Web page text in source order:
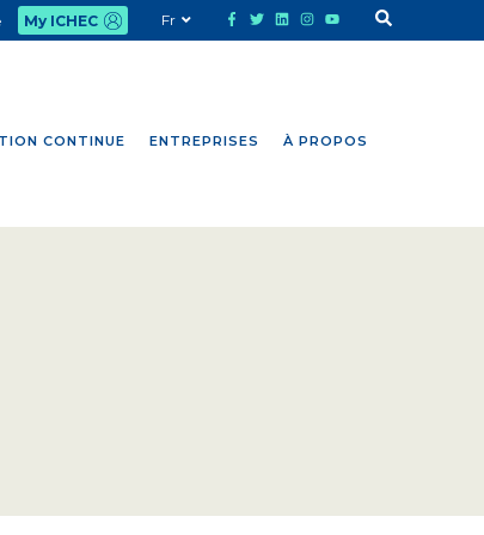
CONTINUE ENTREPRISES À PROPOS
My ICHEC Fr